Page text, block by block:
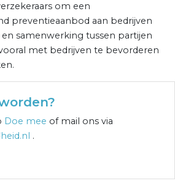
om een
preventieaanbod aan bedrijven
samenwerking tussen partijen
met bedrijven te bevorderen
Doe mee of mail ons via
.